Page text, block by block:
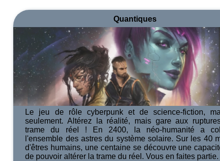
Quantiques
Le jeu de rôle cyberpunk et de science-fiction,
seulement. Altérez la réalité, mais gare aux
trame du réel ! En 2400, la néo-humanité a
l'ensemble des astres du système solaire. Sur les 40
d'êtres humains, une centaine se découvre une
de pouvoir altérer la trame du réel. Vous en faites partie.